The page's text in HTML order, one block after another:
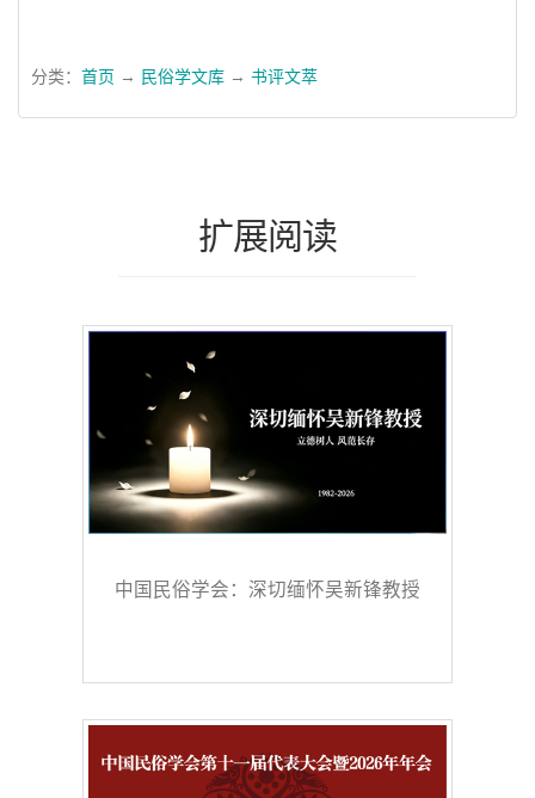
分类： 首页 → 民俗学文库 → 书评文萃
扩展阅读
中国民俗学会：深切缅怀吴新锋教授